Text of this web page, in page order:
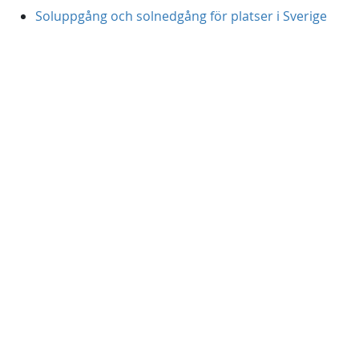
Soluppgång och solnedgång för platser i Sverige